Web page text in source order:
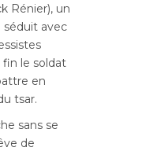
Rénier), un
séduit avec
fin le soldat
en
tsar.
sans se
de